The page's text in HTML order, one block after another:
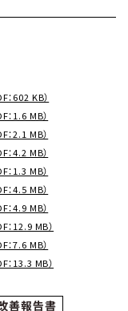
：602 KB）
：1.6 MB）
：2.1 MB）
：4.2 MB）
：1.3 MB）
：4.5 MB）
：4.9 MB）
：12.9 MB）
：7.6 MB）
：13.3 MB）
善報告書